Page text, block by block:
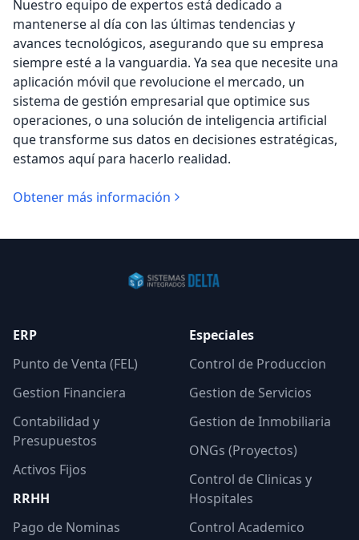
Nuestro equipo de expertos está dedicado a
mantenerse al día con las últimas tendencias y
avances tecnológicos, asegurando que su empresa
siempre esté a la vanguardia. Ya sea que necesite una
aplicación móvil que revolucione el mercado, un
sistema de gestión empresarial que optimice sus
operaciones, o una solución de inteligencia artificial
que transforme sus datos en decisiones estratégicas,
estamos aquí para hacerlo realidad.
Obtener más información
ERP
Punto de Venta (FEL)
Gestion Financiera
Contabilidad y
Presupuestos
Activos Fijos
RRHH
Pago de Nominas
Especiales
Control de Produccion
Gestion de Servicios
Gestion de Inmobiliaria
ONGs (Proyectos)
Control de Clinicas y
Hospitales
Control Academico